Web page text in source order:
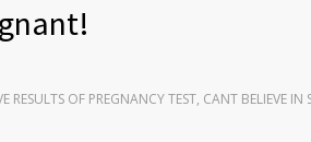
OF PREGNANCY TEST, CANT BELIEVE